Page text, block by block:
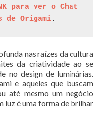
para ver o Chat
de Origami.
nas raízes da cultura
da criatividade ao se
no design de luminárias.
e aqueles que buscam
até mesmo um negócio
luz é uma forma de brilhar